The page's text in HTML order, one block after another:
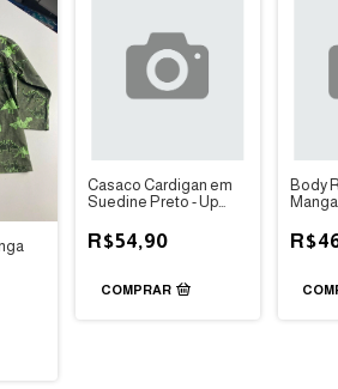
Casaco Cardigan em
Suedine Preto - Up
R$54,90
COMPRAR
Body